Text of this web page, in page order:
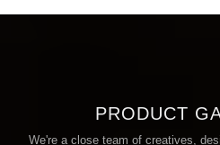
PRODUCT
We're a close team of creatives,